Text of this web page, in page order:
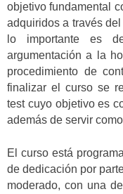
objetivo fundamental
adquiridos a través
lo importante es
argumentación a la
procedimiento de
finalizar el curso se
test cuyo objetivo es
además de servir
El curso está
de dedicación por
moderado, con una